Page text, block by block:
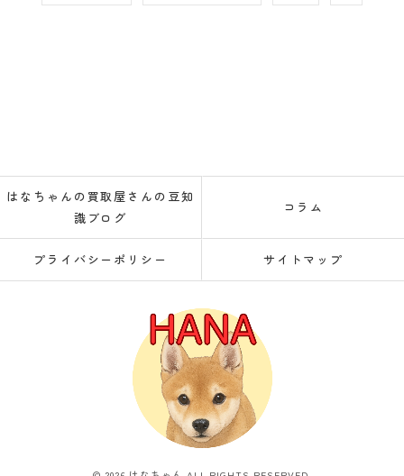
はなちゃんの買取屋さんの豆知
識ブログ
コラム
プライバシーポリシー サイトマップ